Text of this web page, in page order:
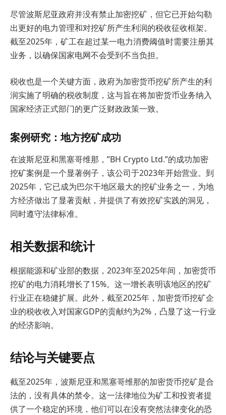
尽管波斯尼亚政府并没有禁止加密挖矿，但它已开始勾勒
出更好的电力管理和对挖矿所产生利润的税收征收框架。
截至2025年，矿工在超过某一电力消费阈值时需要注册其
业务，以确保国家电网不会受到不当负担。
税收也是一个关键方面，政府为加密货币挖矿所产生的利
润实施了明确的税收制度，这与旨在将加密货币业务纳入
国家经济正式部门的更广泛财政政策一致。
案例研究：地方挖矿成功
在波斯尼亚和黑塞哥维那，”BH Crypto Ltd.”的成功加密
挖矿案例是一个显著例子，该公司于2023年开始营业。到
2025年，它已成为巴尔干地区最大的挖矿业务之一，为地
方经济做出了显著贡献，并提供了有效挖矿实践的洞见，
同时遵守法律标准。
相关数据和统计
根据能源和矿业部的数据，2023年至2025年间，加密货币
挖矿的电力消耗增长了15%。这一增长表明该地区的挖矿
行业正在稳健扩展。此外，截至2025年，加密货币挖矿企
业的税收收入对国家GDP的贡献约为2%，凸显了这一行业
的经济影响。
结论与关键要点
截至2025年，波斯尼亚和黑塞哥维那的加密货币挖矿是合
法的，没有具体的禁令。这一法律地位为矿工和投资者提
供了一个稳定的环境，他们可以在没有突然法律变化的恐